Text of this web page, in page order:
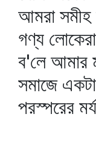
আমরা
গণ্য
ব'লে আমার
সমাজে
পরস্পরের